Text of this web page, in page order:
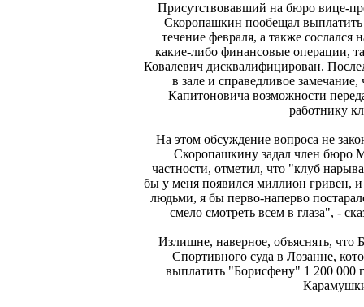
Присутствовавший на бюро вице-
Скоропашкин пообещал
течение февраля, а также сослался
какие-либо финансовые операции,
Ковалевич дисквалифицирован.
в зале и справедливое
Капитоновича возможности
работнику
На этом обсуждение вопроса не
Скоропашкину задал член бюро
частности, отметил, что "клуб
бы у меня появился миллион гривен,
людьми, я бы перво-наперво
смело смотреть всем в глаза", -
Излишне, наверное, объяснять, что
Спортивного суда в Лозанне,
выплатить "Борисфену" 1 200 000